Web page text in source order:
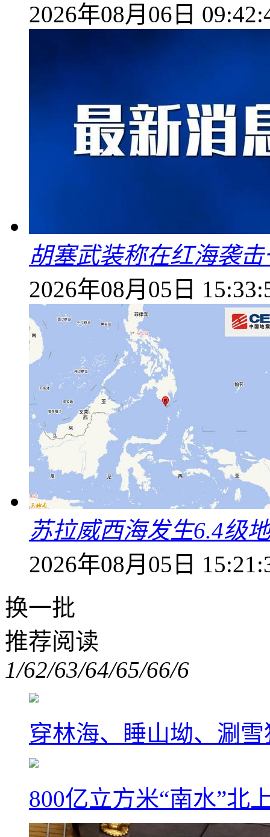
2026年08月06日
胡塞武装称在红海袭
2026年08月05日
苏拉威西海发生6.4级
2026年08月05日
换一批
推荐阅读
1/62/63/64/65/66/6
穿林海、睡山坳、涮
800亿立方米“南水”北